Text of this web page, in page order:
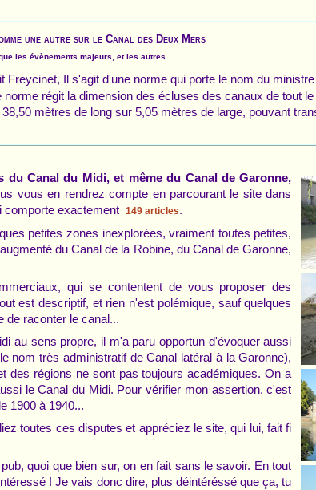
une autre sur le Canal des Deux Mers
les évènements majeurs, et les autres...
Freycinet, Il s'agit d'une norme qui porte le nom du
régit la dimension des écluses des canaux de tout le
mètres de long sur 5,05 mètres de large, pouvant
du Canal du Midi, et même du Canal de Garonne,
vous en rendrez compte en parcourant le site dans
comporte exactement149 articles.
petites zones inexplorées, vraiment toutes petites,
du Canal de la Robine, du Canal de Garonne,
qui se contentent de vous proposer des
est descriptif, et rien n'est polémique, sauf quelques
de raconter le canal...
au sens propre, il m'a paru opportun d'évoquer aussi
nom très administratif de Canal latéral à la Garonne),
régions ne sont pas toujours académiques. On a
le Canal du Midi. Pour vérifier mon assertion, c'est
1900 à 1940...
toutes ces disputes et appréciez le site, qui lui, fait fi
quoi que bien sur, on en fait sans le savoir. En tout
! Je vais donc dire, plus déintéréssé que ça, tu